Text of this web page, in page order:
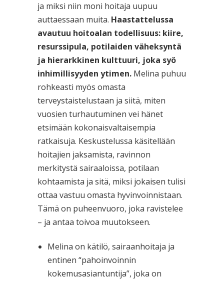
ja miksi niin moni hoitaja uupuu
auttaessaan muita. Haastattelussa
avautuu hoitoalan todellisuus: kiire,
resurssipula, potilaiden väheksyntä
ja hierarkkinen kulttuuri, joka syö
inhimillisyyden ytimen.Melina puhuu
rohkeasti myös omasta
terveystaistelustaan ja siitä, miten
vuosien turhautuminen vei hänet
etsimään kokonaisvaltaisempia
ratkaisuja. Keskustelussa käsitellään
hoitajien jaksamista, ravinnon
merkitystä sairaaloissa, potilaan
kohtaamista ja sitä, miksi jokaisen tulisi
ottaa vastuu omasta hyvinvoinnistaan.
Tämä on puheenvuoro, joka ravistelee
– ja antaa toivoa muutokseen.
Melina on kätilö, sairaanhoitaja ja
entinen “pahoinvoinnin
kokemusasiantuntija”, joka on